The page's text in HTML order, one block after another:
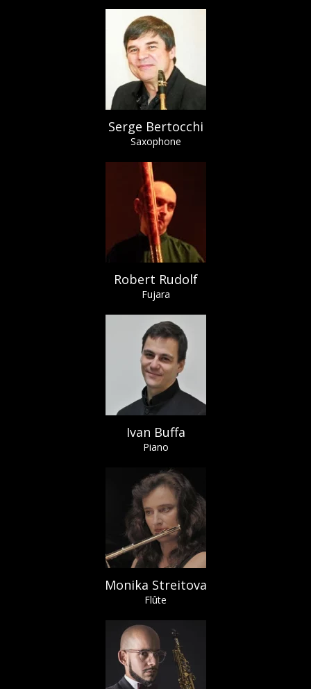
Serge Bertocchi
Saxophone
Robert Rudolf
Fujara
Ivan Buffa
Piano
Monika Streitova
Flûte